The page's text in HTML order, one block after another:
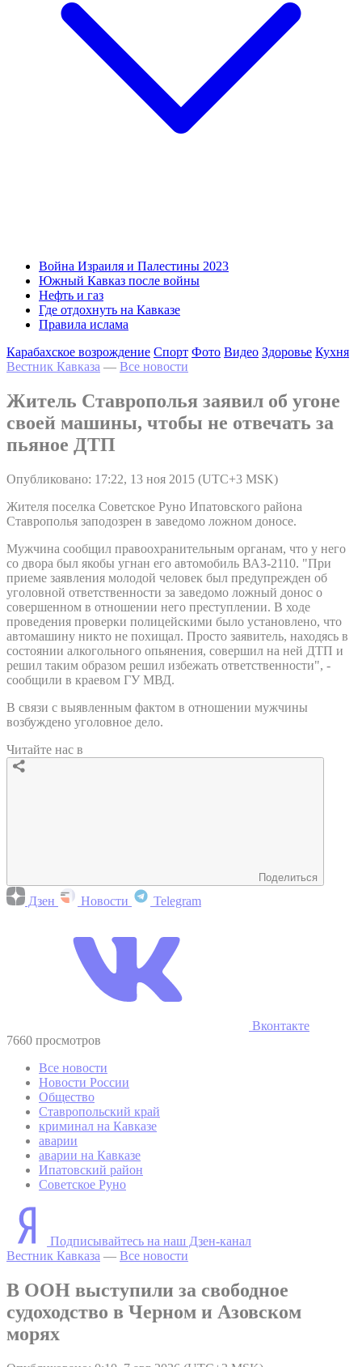
Война Израиля и Палестины 2023
Южный Кавказ после войны
Нефть и газ
Где отдохнуть на Кавказе
Правила ислама
Карабахское возрождение Спорт Фото Видео Здоровье Кухня
Вестник Кавказа — Все новости
Житель Ставрополья заявил об угоне
своей машины, чтобы не отвечать за
пьяное ДТП
Опубликовано: 17:22, 13 ноя 2015 (UTC+3 MSK)
Жителя поселка Советское Руно Ипатовского района
Ставрополья заподозрен в заведомо ложном доносе.
Мужчина сообщил правоохранительным органам, что у него
со двора был якобы угнан его автомобиль ВАЗ-2110. "При
приеме заявления молодой человек был предупрежден об
уголовной ответственности за заведомо ложный донос о
совершенном в отношении него преступлении. В ходе
проведения проверки полицейскими было установлено, что
автомашину никто не похищал. Просто заявитель, находясь в
состоянии алкогольного опьянения, совершил на ней ДТП и
решил таким образом решил избежать ответственности", -
сообщили в краевом ГУ МВД.
В связи с выявленным фактом в отношении мужчины
возбуждено уголовное дело.
Читайте нас в
Поделиться
Дзен Новости Telegram
Вконтакте
7660 просмотров
Все новости
Новости России
Общество
Ставропольский край
криминал на Кавказе
аварии
аварии на Кавказе
Ипатовский район
Советское Руно
Подписывайтесь на наш Дзен-канал
Вестник Кавказа — Все новости
В ООН выступили за свободное
судоходство в Черном и Азовском
морях